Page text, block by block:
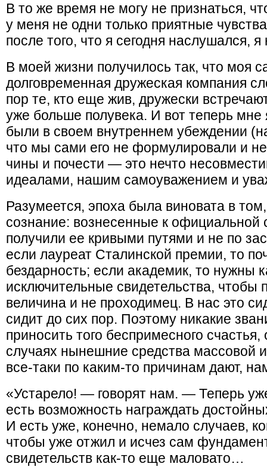
В то же время не могу не признаться,
у меня не одни только приятные
после того, что я сегодня наслушался,
В моей жизни получилось так, что моя
долговременная дружеская компания
пор те, кто еще жив, дружески
уже больше полувека. И вот теперь
были в своем внутреннем убеждении
что мы сами его не формулировали и
чины и почести — это нечто
идеалами, нашим самоуважением и
Разумеется, эпоха была виновата в
сознание: вознесенные к
получили ее кривыми путями и не по
если лауреат Сталинской премии, то
бездарность; если академик, то нужны
исключительные свидетельства, чтобы
величина и не проходимец. В нас это
сидит до сих пор. Поэтому никакие
приносить того беспримесного
случаях нынешние средства массовой
все-таки по каким-то причинам дают,
«Устарело! — говорят нам. — Теперь
есть возможность награждать
И есть уже, конечно, немало случаев,
чтобы уже отжил и исчез сам
свидетельств как-то еще маловато…